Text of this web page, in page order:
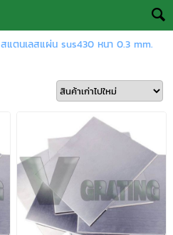
สแตนเลสแผ่น sus430 หนา 0.3 mm.